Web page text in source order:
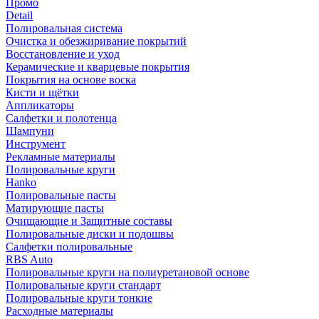
Промо
Detail
Полировальная система
Очистка и обезжиривание покрытий
Восстановление и уход
Керамические и кварцевые покрытия
Покрытия на основе воска
Кисти и щётки
Аппликаторы
Салфетки и полотенца
Шампуни
Инструмент
Рекламные материалы
Полировальные круги
Hanko
Полировальные пасты
Матирующие пасты
Очищающие и Защитные составы
Полировальные диски и подошвы
Салфетки полировальные
RBS Auto
Полировальные круги на полиуретановой основе
Полировальные круги стандарт
Полировальные круги тонкие
Расходные материалы